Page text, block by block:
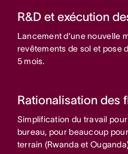
R&D et exécution
Lancement d’une nouvelle
revêtements de sol et pose
5 mois.
Rationalisation des
Simplification du travail
bureau, pour beaucoup
terrain (Rwanda et